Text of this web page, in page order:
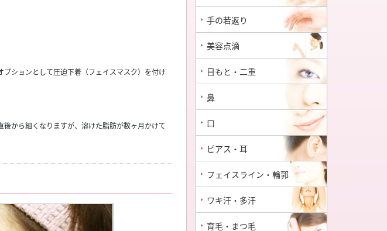
ションとして圧迫下着（フェイスマスク）を付け
から細くなりますが、溶けた脂肪が数ヶ月かけて
手の若返り
美容点滴
目もと・二重
鼻
口
ピアス・耳
フェイスライン・輪郭
ワキ汗・多汗
育毛・まつ毛